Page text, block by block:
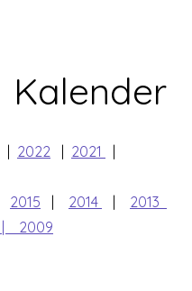
Kalender
2022 2021
2015 2014
2013
| 2009